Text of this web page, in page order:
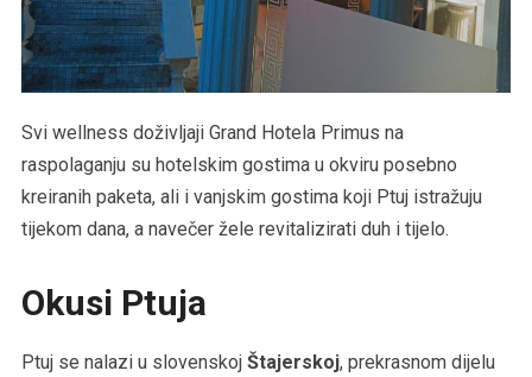
Svi wellness doživljaji Grand Hotela Primus na
raspolaganju su hotelskim gostima u okviru posebno
kreiranih paketa, ali i vanjskim gostima koji Ptuj istražuju
tijekom dana, a navečer žele revitalizirati duh i tijelo.
Okusi Ptuja
Ptuj se nalazi u slovenskoj Štajerskoj, prekrasnom dijelu